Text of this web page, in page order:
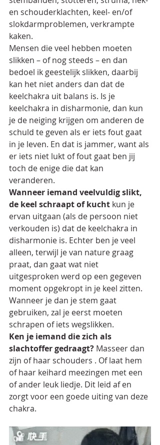
en schouderklachten, keel- en/of
slokdarmproblemen, verkrampte
kaken.
Mensen die veel hebben moeten
slikken – of nog steeds – en dan
bedoel ik geestelijk slikken, daarbij
kan het niet anders dan dat de
keelchakra uit balans is. Is je
keelchakra in disharmonie, dan kun
je de neiging krijgen om anderen de
schuld te geven als er iets fout gaat
in je leven. En dat is jammer, want als
er iets niet lukt of fout gaat ben jij
toch de enige die dat kan
veranderen.
Wanneer iemand veelvuldig slikt,
de keel schraapt of kucht kun je
ervan uitgaan (als de persoon niet
verkouden is) dat de keelchakra in
disharmonie is. Echter ben je veel
alleen, terwijl je van nature graag
praat, dan gaat wat niet
uitgesproken werd op een gegeven
moment opgekropt in je keel zitten.
Wanneer je dan je stem gaat
gebruiken, zal je eerst moeten
schrapen of iets wegslikken.
Ken je iemand die zich als
slachtoffer gedraagt? Masseer dan
zijn of haar schouders . Of laat hem
of haar keihard meezingen met een
of ander leuk liedje. Dit leid af en
zorgt voor een goede uiting van deze
chakra.